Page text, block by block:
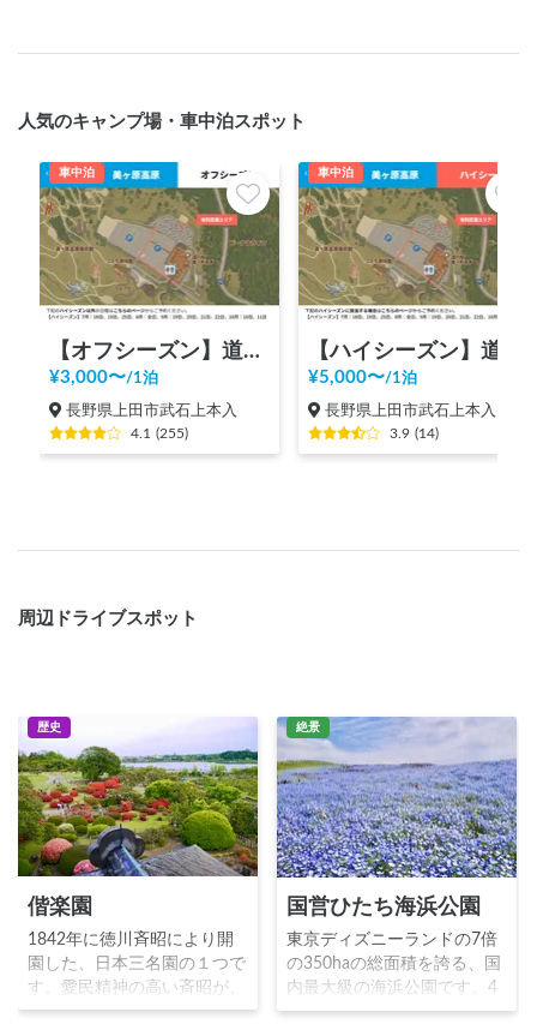
人気のキャンプ場・車中泊スポット
車中泊
【オフシーズン】道の駅 美ヶ原高原
¥3,000〜/1泊
長野県上田市武石上本入
4.1 (255)
車中泊
¥5,000〜/1泊
長野県上田市武石上本入
3.9 (14)
周辺ドライブスポット
歴史
偕楽園
1842年に徳川斉昭により開
園した、日本三名園の１つで
す。愛民精神の高い斉昭が、
孟子の「古の人は民と偕に楽
絶景
国営ひたち海浜公園
東京ディズニーランドの7倍
の350haの総面積を誇る、国
内最大級の海浜公園です。4
月頃のスイセンチューリッ